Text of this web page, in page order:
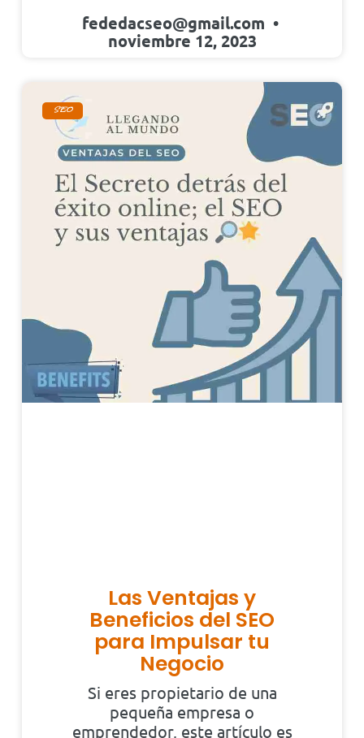
fededacseo@gmail.com
noviembre 12, 2023
SEO
Las Ventajas y
Beneficios del SEO
para Impulsar tu
Negocio
Si eres propietario de una
pequeña empresa o
emprendedor, este artículo es